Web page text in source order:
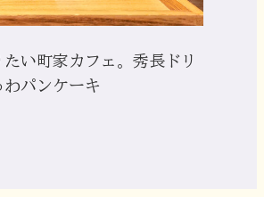
い町家カフェ。秀長ドリ
パンケーキ